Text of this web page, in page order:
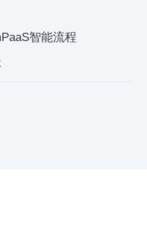
智能流程